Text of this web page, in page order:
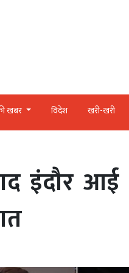
खबर विदेश खरी-खरी
इंदौर आई